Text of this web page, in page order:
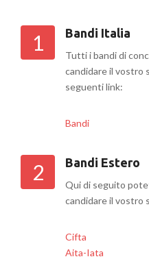
1 Bandi Italia
Tutti i bandi di
candidare il vostro
seguenti link:
Bandi
2 Bandi Estero
Qui di seguito
candidare il vostro
Cifta
Aita-Iata